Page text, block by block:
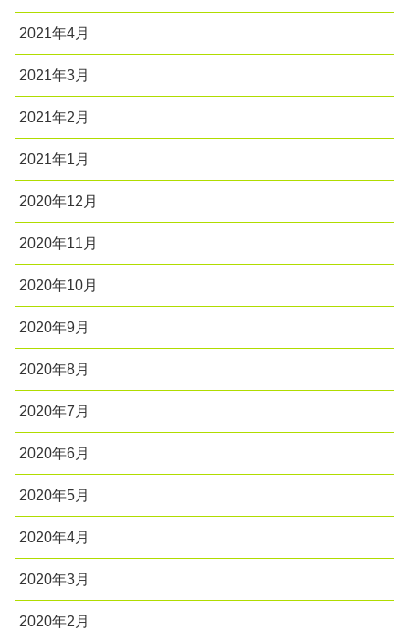
2021年4月
2021年3月
2021年2月
2021年1月
2020年12月
2020年11月
2020年10月
2020年9月
2020年8月
2020年7月
2020年6月
2020年5月
2020年4月
2020年3月
2020年2月